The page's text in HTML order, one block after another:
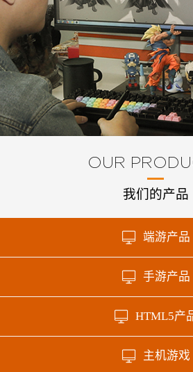
OUR
我们的产品
端游产品
手游产品
HTML5产
主机游戏